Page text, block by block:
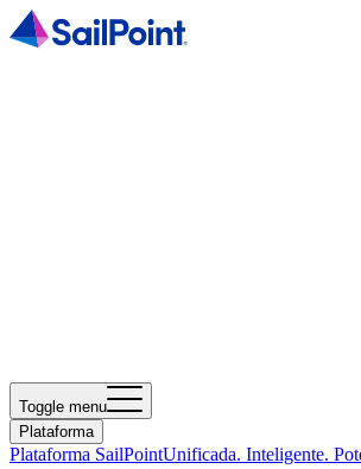
Toggle menu
Plataforma
Plataforma SailPointUnificada. Inteligente.